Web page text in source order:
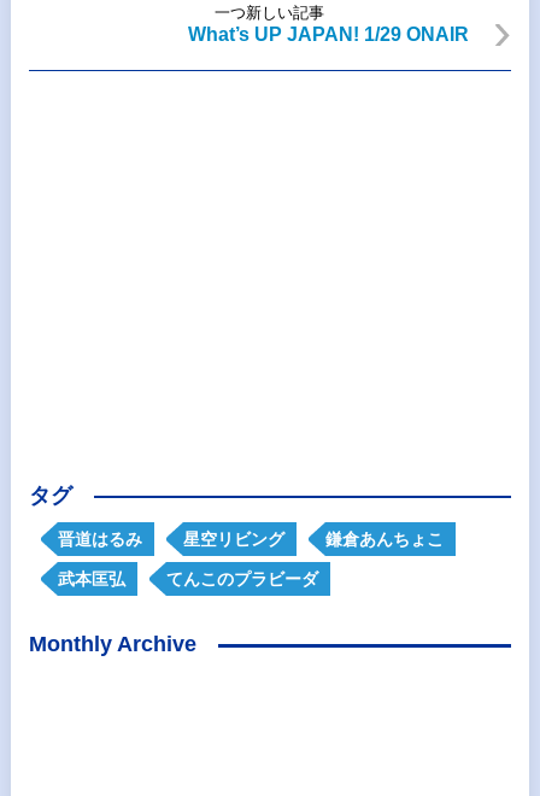
一つ新しい記事
What’s UP JAPAN! 1/29 ONAIR
タグ
晋道はるみ 星空リビング 鎌倉あんちょこ
武本匡弘 てんこのプラビーダ
Monthly Archive